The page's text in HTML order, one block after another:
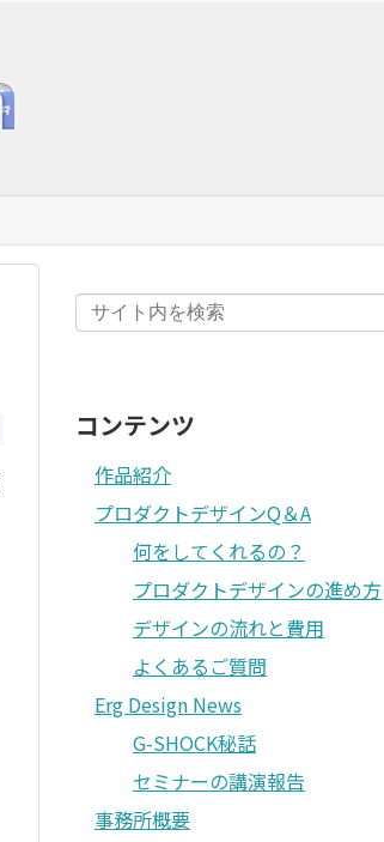
コンテンツ
作品紹介
プロダクトデザインQ＆A
何をしてくれるの？
プロダクトデザインの進め方
デザインの流れと費用
よくあるご質問
Erg Design News
G-SHOCK秘話
セミナーの講演報告
事務所概要